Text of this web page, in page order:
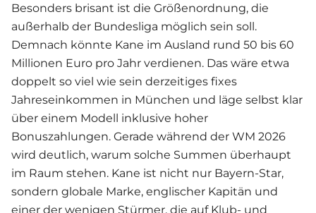
Besonders brisant ist die Größenordnung, die
außerhalb der Bundesliga möglich sein soll.
Demnach könnte Kane im Ausland rund 50 bis 60
Millionen Euro pro Jahr verdienen. Das wäre etwa
doppelt so viel wie sein derzeitiges fixes
Jahreseinkommen in München und läge selbst klar
über einem Modell inklusive hoher
Bonuszahlungen. Gerade während der WM 2026
wird deutlich, warum solche Summen überhaupt
im Raum stehen. Kane ist nicht nur Bayern-Star,
sondern globale Marke, englischer Kapitän und
einer der wenigen Stürmer, die auf Klub- und